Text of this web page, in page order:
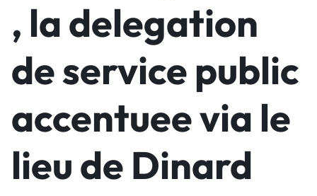
, la delegation
de service public
accentuee via le
lieu de Dinard